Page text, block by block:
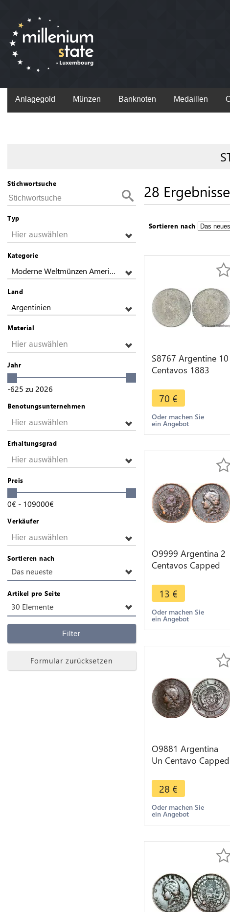
Anlagegold Münzen Banknoten Medaillen
Stichwortsuche
Typ
Hier auswählen
Kategorie
Moderne Weltmünzen Amerikas
Land
Argentinien
Material
Hier auswählen
Jahr
-625 zu 2026
Benotungsunternehmen
Hier auswählen
Erhaltungsgrad
Hier auswählen
Preis
0€ - 109000€
Verkäufer
Hier auswählen
Sortieren nach
Das neueste
Artikel pro Seite
30 Elemente
Filter
Formular zurücksetzen
28 Ergebnisse
Sortieren nach
S8767 Argentine 10
Centavos 1883
Silver SUP -> Faire
Offre
70 €
Oder machen Sie
ein Angebot
O9999 Argentina 2
Centavos Capped
AU -> Make offer
13 €
Oder machen Sie
ein Angebot
O9881 Argentina
Un Centavo Capped
> Make offer
28 €
Oder machen Sie
ein Angebot